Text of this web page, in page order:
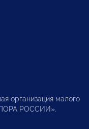
организация малого
РОССИИ».